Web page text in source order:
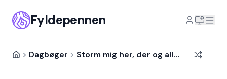
Fyldepennen
> Dagbøger > Storm mig her, der og alle vegne